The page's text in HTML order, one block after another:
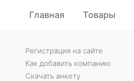
Главная Товары
Регистрация на сайте
Как добавить компанию
Скачать анкету